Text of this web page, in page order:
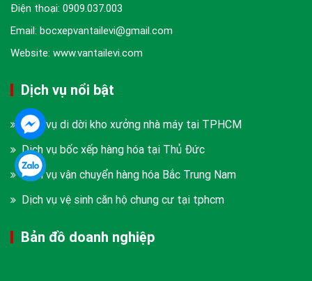
Điện thoại: 0909.037.003
Email: bocxepvantailevi@gmail.com
Website: www.vantailevi.com
Dịch vụ nổi bật
Dịch vụ di dời kho xưởng nhà máy tại TPHCM
Dịch vụ bốc xếp hàng hóa tại Thủ Đức
Dịch vụ vận chuyển hàng hóa Bắc Trung Nam
Dịch vụ vệ sinh căn hộ chung cư tại tphcm
Bản đồ doanh nghiệp